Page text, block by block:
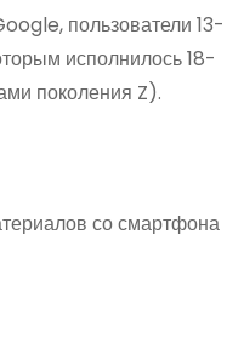
пользователи 13-
исполнилось 18-
поколения Z).
со смартфона